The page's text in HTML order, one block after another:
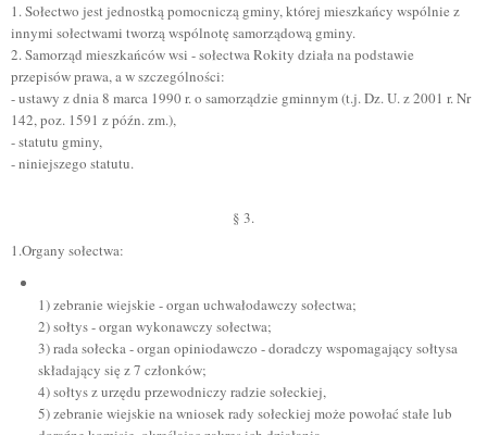
1. Sołectwo jest jednostką pomocniczą gminy, której mieszkańcy wspólnie z
innymi sołectwami tworzą wspólnotę samorządową gminy.
2. Samorząd mieszkańców wsi - sołectwa Rokity działa na podstawie
przepisów prawa, a w szczególności:
- ustawy z dnia 8 marca 1990 r. o samorządzie gminnym (t.j. Dz. U. z 2001 r. Nr
142, poz. 1591 z późn. zm.),
- statutu gminy,
- niniejszego statutu.
§ 3.
1.Organy sołectwa:
1) zebranie wiejskie - organ uchwałodawczy sołectwa;
2) sołtys - organ wykonawczy sołectwa;
3) rada sołecka - organ opiniodawczo - doradczy wspomagający sołtysa
składający się z 7 członków;
4) sołtys z urzędu przewodniczy radzie sołeckiej,
5) zebranie wiejskie na wniosek rady sołeckiej może powołać stałe lub